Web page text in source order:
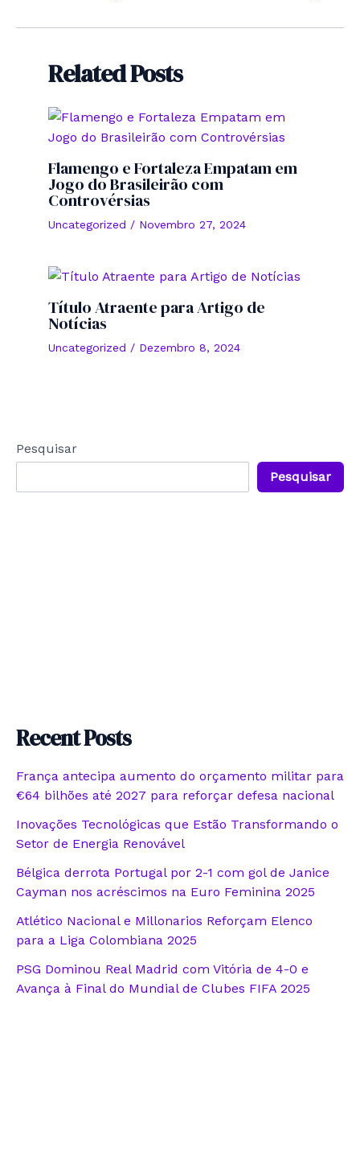
Related Posts
Flamengo e Fortaleza Empatam em
Jogo do Brasileirão com
Controvérsias
Uncategorized / Novembro 27, 2024
Título Atraente para Artigo de
Notícias
Uncategorized / Dezembro 8, 2024
Pesquisar
Pesquisar
Recent Posts
França antecipa aumento do orçamento militar para
€64 bilhões até 2027 para reforçar defesa nacional
Inovações Tecnológicas que Estão Transformando o
Setor de Energia Renovável
Bélgica derrota Portugal por 2-1 com gol de Janice
Cayman nos acréscimos na Euro Feminina 2025
Atlético Nacional e Millonarios Reforçam Elenco
para a Liga Colombiana 2025
PSG Dominou Real Madrid com Vitória de 4-0 e
Avança à Final do Mundial de Clubes FIFA 2025